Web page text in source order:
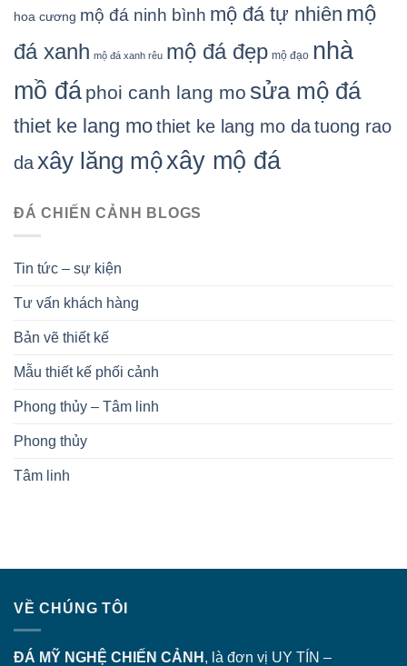
hoa cương mộ đá ninh bình mộ đá tự nhiên mộ
đá xanh mộ đá xanh rêu mộ đá đẹp mộ đạo nhà
mồ đá phoi canh lang mo sửa mộ đá
thiet ke lang mothiet ke lang mo datuong rao
daxây lăng mộxây mộ đá
ĐÁ CHIẾN CẢNH BLOGS
Tin tức – sự kiện
Tư vấn khách hàng
Bản vẽ thiết kế
Mẫu thiết kế phối cảnh
Phong thủy – Tâm linh
Phong thủy
Tâm linh
VỀ CHÚNG TÔI
ĐÁ MỸ NGHỆ CHIẾN CẢNH , là đơn vị UY TÍN –